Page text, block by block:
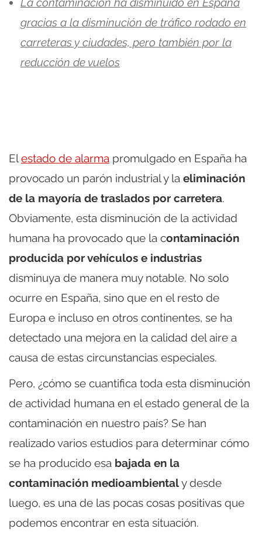
gracias a la disminución de tráfico rodado en
carreteras y ciudades, pero también por la
reducción de vuelos
Elestado de alarma promulgado en España ha
provocado un parón industrial y la eliminación
de la mayoría de traslados por carretera.
Obviamente, esta disminución de la actividad
humana ha provocado que la contaminación
producida por vehículos e industrias
disminuya de manera muy notable. No solo
ocurre en España, sino que en el resto de
Europa e incluso en otros continentes, se ha
detectado una mejora en la calidad del aire a
causa de estas circunstancias especiales.
Pero, ¿cómo se cuantifica toda esta disminución
de actividad humana en el estado general de la
contaminación en nuestro país? Se han
realizado varios estudios para determinar cómo
se ha producido esa bajada en la
contaminación medioambientaly desde
luego, es una de las pocas cosas positivas que
podemos encontrar en esta situación.